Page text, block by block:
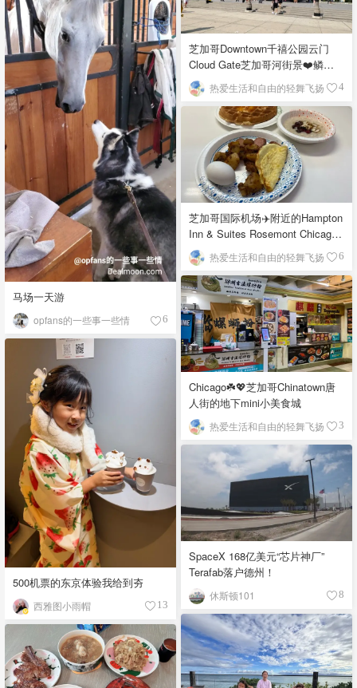
芝加哥Downtown千禧公园云门
Cloud Gate芝加哥河街景❤️鳞次
栉比的高楼
热爱生活和自由的轻舞飞扬 4
马场一天游
opfans的一些事一些情 6
芝加哥国际机场✈️附近的Hampton
Inn & Suites Rosemont Chicago
O'Hare自助早餐
热爱生活和自由的轻舞飞扬 6
Chicago☘️💖芝加哥Chinatown唐
人街的地下mini小美食城
热爱生活和自由的轻舞飞扬 3
500机票的东京体验我给到夯
西雅图小雨帽 13
SpaceX 168亿美元“芯片神厂”
Terafab落户德州！
休斯顿101 8